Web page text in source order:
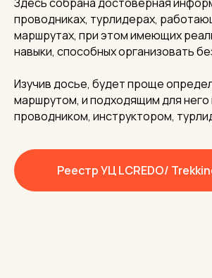
проводниках, турлидерах,
маршрутах, при этом имеющих
навыки, способных организовать
Изучив досье, будет проще
маршрутом, и подходящим для него
проводником, инструктором,
Реестр УЦ LCREDO/